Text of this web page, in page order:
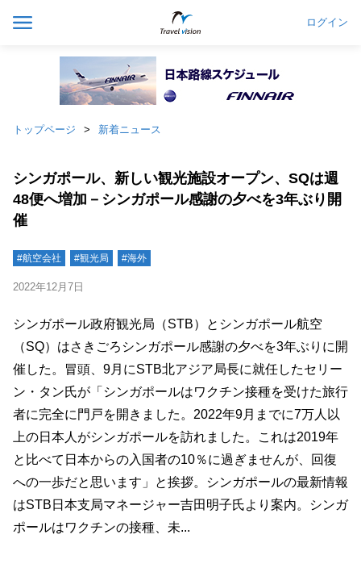
ログイン
トップページ 新着ニュース
シンガポール、新しい観光施設オープン、SQは週
48便へ増加－シンガポール感謝の夕べを3年ぶり開
催
#航空会社 #観光局 #海外
2022年12月7日
シンガポール政府観光局（STB）とシンガポール航空
（SQ）はさきごろシンガポール感謝の夕べを3年ぶりに開
催した。冒頭、9月にSTB北アジア局長に就任したセリー
ン・タン氏が「シンガポールはワクチン接種を受けた旅行
者に完全に門戸を開きました。2022年9月までに7万人以
上の日本人がシンガポールを訪れました。これは2019年
と比べて日本からの入国者の10％に過ぎませんが、回復
への一歩だと思います」と挨拶。シンガポールの最新情報
はSTB日本支局マネージャー吉田明子氏より案内。シンガ
ポールはワクチンの接種、未...